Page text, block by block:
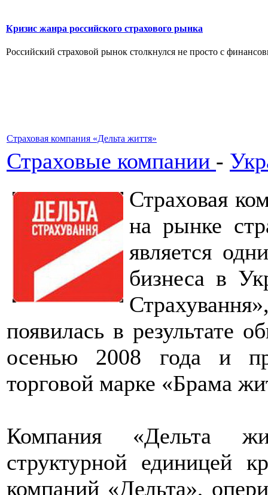
Кризис жанра российского страхового рынка
Российский страховой рынок столкнулся не просто с
Страховая компания «Дельта життя»
Страховые компании -
Страховая
на рынке
является
бизнеса в
появилась в результате
осенью 2008 года и
торговой марке «Брама
Компания «Дельта
структурной единицей
компаний «Дельта»,